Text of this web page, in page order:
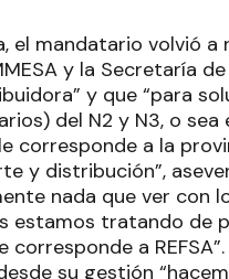
el mandatario volvió a
y la Secretaría de
y que “para
del N2 y N3, o sea
corresponde a la
y distribución”,
nada que ver con
estamos tratando de
a REFSA”.
su gestión